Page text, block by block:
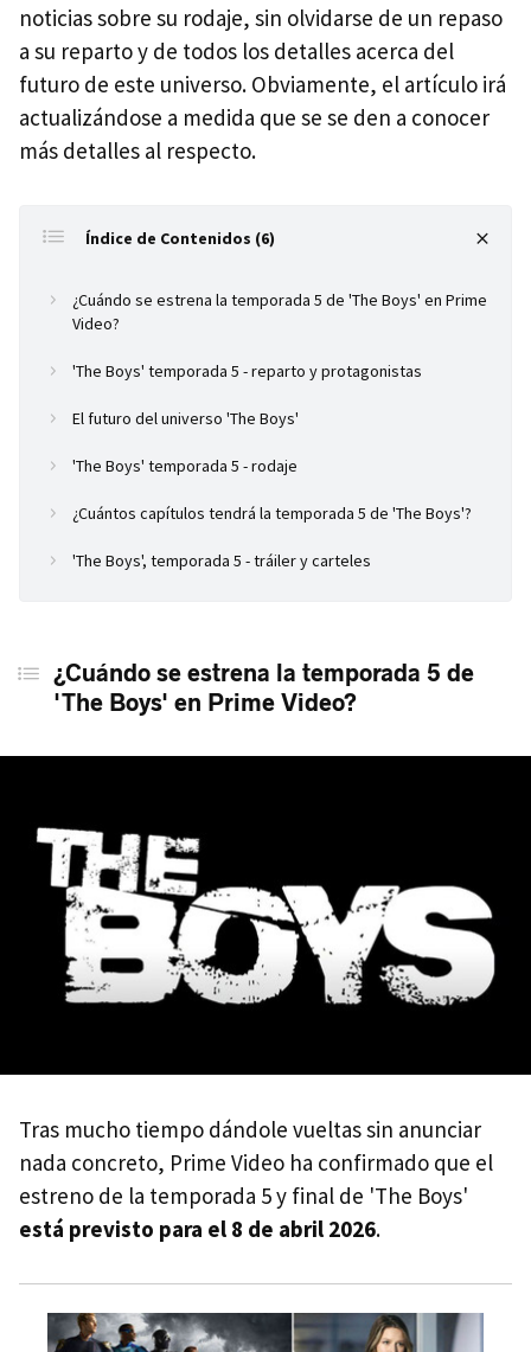
noticias sobre su rodaje, sin olvidarse de un repaso
a su reparto y de todos los detalles acerca del
futuro de este universo. Obviamente, el artículo irá
actualizándose a medida que se se den a conocer
más detalles al respecto.
Índice de Contenidos (6)
¿Cuándo se estrena la temporada 5 de 'The Boys' en Prime
Video?
'The Boys' temporada 5 - reparto y protagonistas
El futuro del universo 'The Boys'
'The Boys' temporada 5 - rodaje
¿Cuántos capítulos tendrá la temporada 5 de 'The Boys'?
'The Boys', temporada 5 - tráiler y carteles
¿Cuándo se estrena la temporada 5 de
'The Boys' en Prime Video?
Tras mucho tiempo dándole vueltas sin anunciar
nada concreto, Prime Video ha confirmado que el
estreno de la temporada 5 y final de 'The Boys'
está previsto para el 8 de abril 2026.